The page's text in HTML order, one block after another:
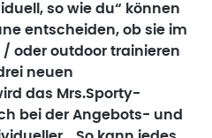
so wie du“ können
entscheiden, ob sie im
oder outdoor trainieren
neuen
das Mrs.Sporty-
bei der Angebots- und